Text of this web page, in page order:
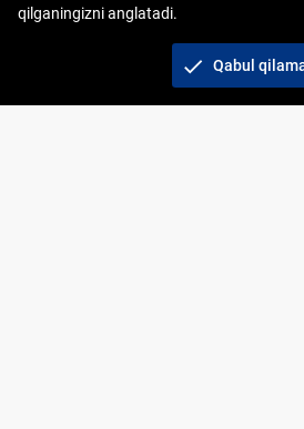
Copyright © 2017-2026. "Elektron onlayn-
tashkil etish" AJ. Barcha huquqlar
qilganingizni anglatadi.
check Qabul